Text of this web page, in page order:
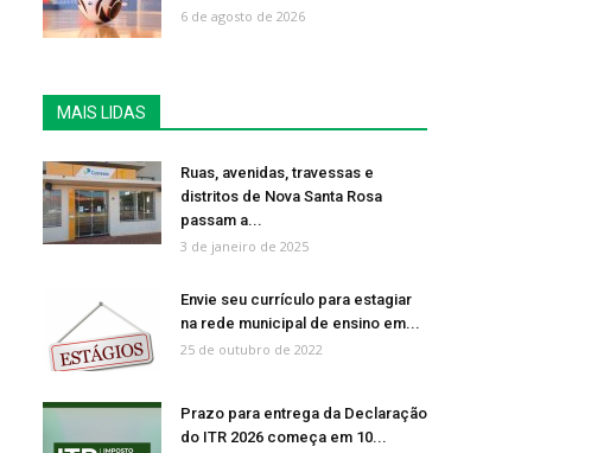
6 de agosto de 2026
MAIS LIDAS
Ruas, avenidas, travessas e
distritos de Nova Santa Rosa
passam a...
3 de janeiro de 2025
Envie seu currículo para estagiar
na rede municipal de ensino em...
25 de outubro de 2022
Prazo para entrega da Declaração
do ITR 2026 começa em 10...